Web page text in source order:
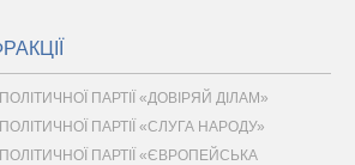
ПОЛІТИЧНОЇ ПАРТІЇ «ДОВІРЯЙ ДІЛАМ»
ПОЛІТИЧНОЇ ПАРТІЇ «СЛУГА НАРОДУ»
ПОЛІТИЧНОЇ ПАРТІЇ «ЄВРОПЕЙСЬКА